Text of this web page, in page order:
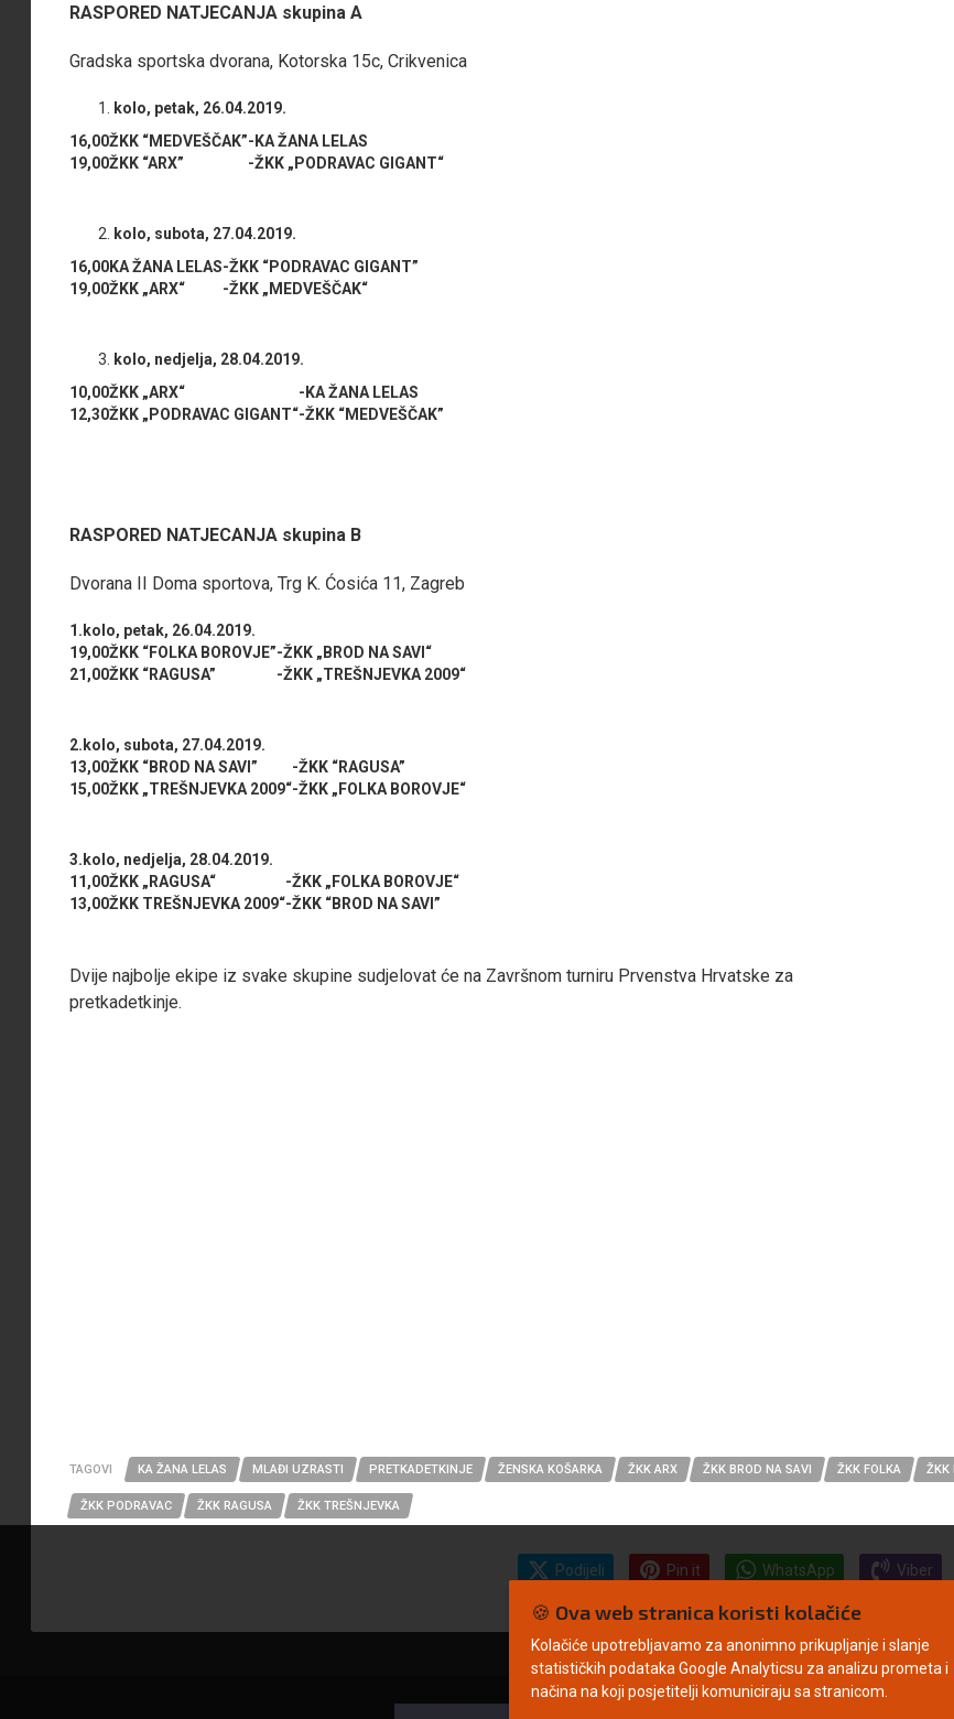
RASPORED NATJECANJA skupina A
Gradska sportska dvorana, Kotorska 15c, Crikvenica
kolo, petak, 26.04.2019.
16,00ŽKK “MEDVEŠČAK”- KA ŽANA LELAS
19,00ŽKK “ARX” -ŽKK „PODRAVAC GIGANT“
kolo, subota, 27.04.2019.
16,00KA ŽANA LELAS-ŽKK “PODRAVAC GIGANT”
19,00ŽKK „ARX“ -ŽKK „MEDVEŠČAK“
kolo, nedjelja, 28.04.2019.
10,00ŽKK „ARX“ - KA ŽANA LELAS
12,30ŽKK „PODRAVAC GIGANT“-ŽKK “MEDVEŠČAK”
RASPORED NATJECANJA skupina B
Dvorana II Doma sportova, Trg K. Ćosića 11, Zagreb
1.kolo, petak, 26.04.2019.
19,00ŽKK “FOLKA BOROVJE”-ŽKK „BROD NA SAVI“
21,00ŽKK “RAGUSA” -ŽKK „TREŠNJEVKA 2009“
2.kolo, subota, 27.04.2019.
13,00ŽKK “BROD NA SAVI” -ŽKK “RAGUSA”
15,00ŽKK „TREŠNJEVKA 2009“-ŽKK „FOLKA BOROVJE“
3.kolo, nedjelja, 28.04.2019.
11,00ŽKK „RAGUSA“ -ŽKK „FOLKA BOROVJE“
13,00ŽKK TREŠNJEVKA 2009“-ŽKK “BROD NA SAVI”
Dvije najbolje ekipe iz svake skupine sudjelovat će na Završnom turniru Prvenstva Hrvatske za
pretkadetkinje.
TAGOVI KA ŽANA LELAS MLAĐI UZRASTI PRETKADETKINJE ŽENSKA KOŠARKA ŽKK ARX ŽKK BROD NA SAVI ŽKK FOLKA ŽKK
ŽKK PODRAVAC ŽKK RAGUSA ŽKK TREŠNJEVKA
Podijeli Pin it WhatsApp Viber
🍪 Ova web stranica koristi kolačiće
Kolačiće upotrebljavamo za anonimno prikupljanje i slanje
statističkih podataka Google Analyticsu za analizu prometa i
načina na koji posjetitelji komuniciraju sa stranicom.